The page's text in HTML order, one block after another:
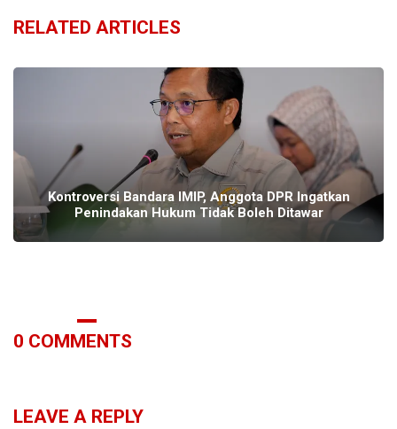
RELATED ARTICLES
Kontroversi Bandara IMIP, Anggota DPR Ingatkan
Penindakan Hukum Tidak Boleh Ditawar
0 COMMENTS
LEAVE A REPLY